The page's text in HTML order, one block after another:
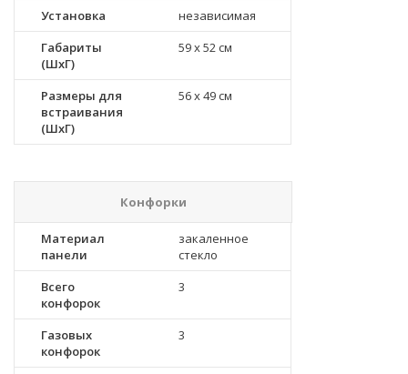
Установка
независимая
Габариты
(ШхГ)
59 x 52 см
Размеры для
встраивания
(ШхГ)
56 x 49 см
Конфорки
Материал
панели
закаленное
стекло
Всего
конфорок
3
Газовых
конфорок
3